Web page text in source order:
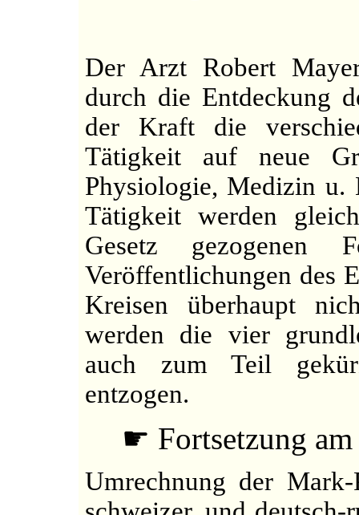
Der Arzt Robert
durch die Entdeckung
der Kraft die
Tätigkeit auf neue
Physiologie, Medizin u.
Tätigkeit werden
Gesetz gezogenen
Veröffentlichungen des
Kreisen überhaupt
werden die vier
auch zum Teil
entzogen.
☛ Fortsetzung
Umrechnung der